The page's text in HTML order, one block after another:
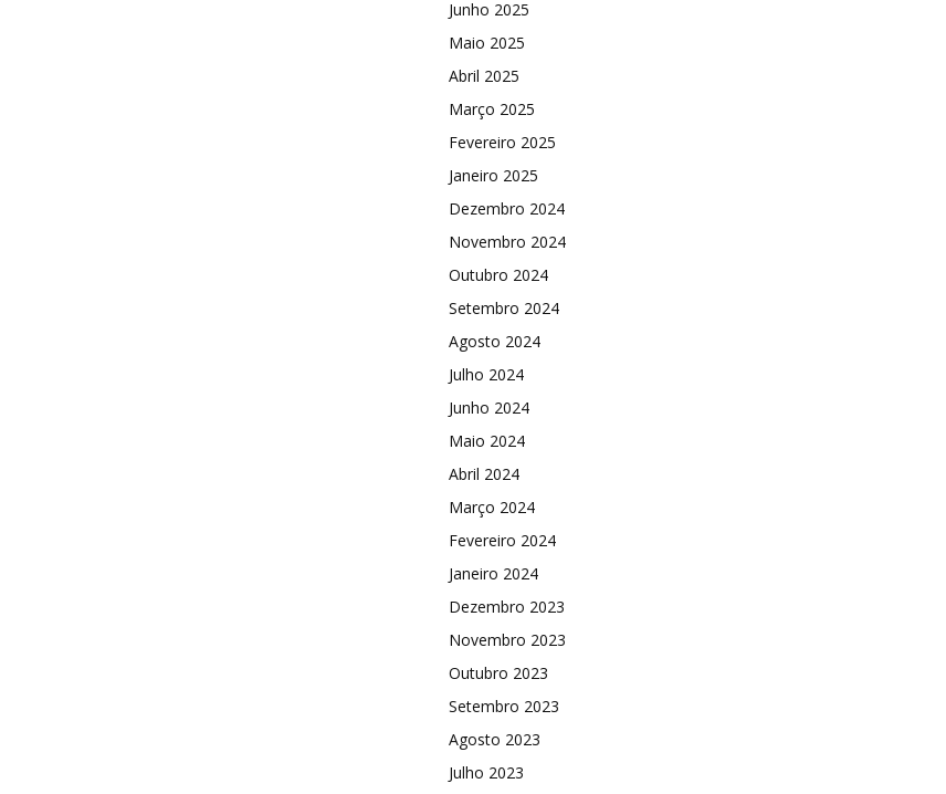
Junho 2025
Maio 2025
Abril 2025
Março 2025
Fevereiro 2025
Janeiro 2025
Dezembro 2024
Novembro 2024
Outubro 2024
Setembro 2024
Agosto 2024
Julho 2024
Junho 2024
Maio 2024
Abril 2024
Março 2024
Fevereiro 2024
Janeiro 2024
Dezembro 2023
Novembro 2023
Outubro 2023
Setembro 2023
Agosto 2023
Julho 2023